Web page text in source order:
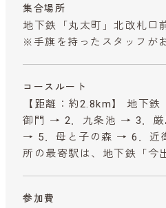
集合場所
地下鉄「丸太町」北改札口
※手旗を持ったスタッフが
コースルート
【距離：約2.8km】 地下
御門 → 2．九条池 → 3．
→ 5．母と子の森 → 6．近
所の最寄駅は、地下鉄「今
参加費